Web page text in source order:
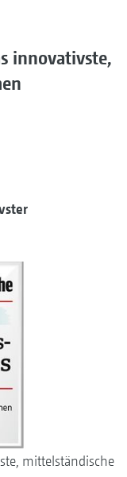
innovativste,
mittelständische